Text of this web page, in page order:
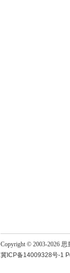
Copyright © 2003-2026 思
冀ICP备14009328号-1